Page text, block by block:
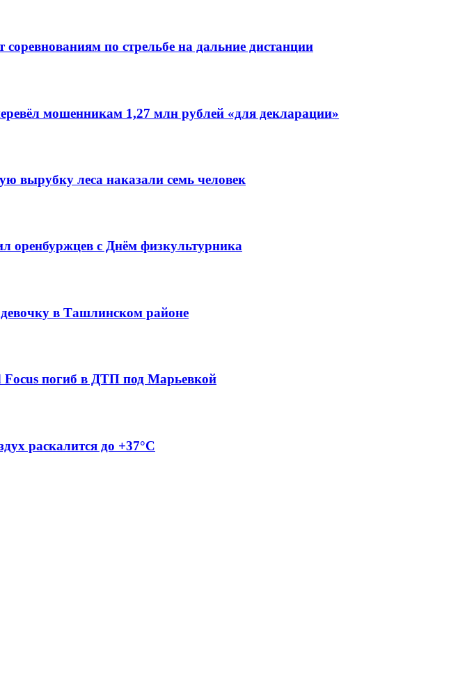
по стрельбе на дальние дистанции
мошенникам 1,27 млн рублей «для декларации»
вырубку леса наказали семь человек
оренбуржцев с Днём физкультурника
в Ташлинском районе
Focus погиб в ДТП под Марьевкой
раскалится до +37°C